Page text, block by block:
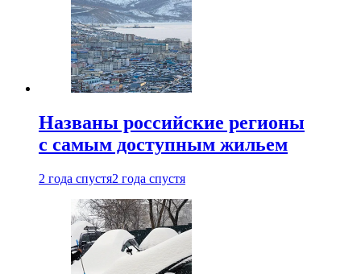
Названы российские регионы
с самым доступным жильем
2 года спустя2 года спустя